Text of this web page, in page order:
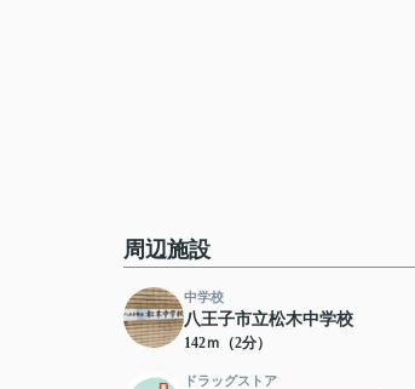
周辺施設
中学校
八王子市立松木中学校
142ｍ（2分）
ドラッグストア